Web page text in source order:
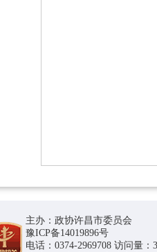
主办：政协许昌市委员会
豫ICP备14019896号
电话：0374-2969708 访问量：